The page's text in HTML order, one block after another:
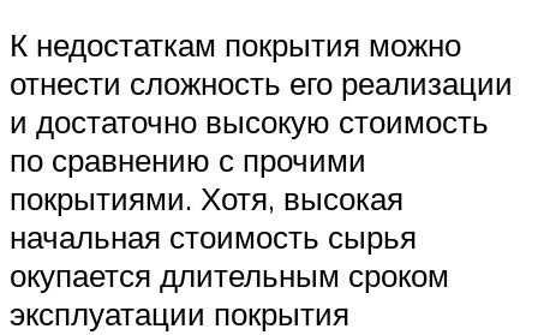
К недостаткам покрытия можно
отнести сложность его реализации
и достаточно высокую стоимость
по сравнению с прочими
покрытиями. Хотя, высокая
начальная стоимость сырья
окупается длительным сроком
эксплуатации покрытия